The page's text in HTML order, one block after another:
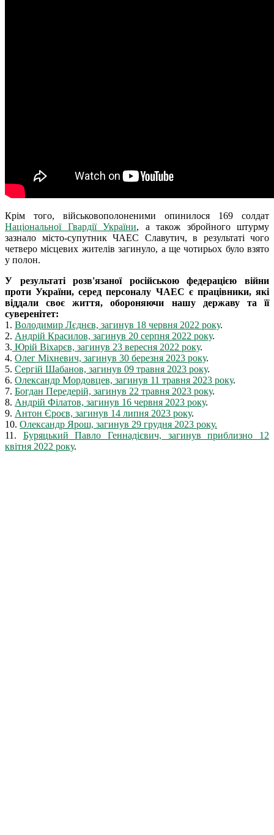
Крім того, військовополоненими опинилося 169 солдат
Національної Гвардії України, а також збройного штурму
зазнало місто-супутник ЧАЕС Славутич, в результаті чого
четверо місцевих жителів загинуло, а ще чотирьох було взято
у полон.
У результаті розв'язаної російською федерацією війни
проти України, серед персоналу ЧАЕС є працівники, які
віддали своє життя, обороняючи нашу державу та її
суверенітет:
1. Володимир Лєднєв, загинув 18 червня 2022 року.
2. Андрій Красилов, загинув 20 серпня 2022 року.
3. Юрій Віхарєв, загинув 23 вересня 2022 року.
4. Олег Міхневич, загинув 30 березня 2023 року.
5. Сергій Шабанов, загинув 09 травня 2023 року.
6. Олександр Мордовцев, загинув 11 травня 2023 року.
7. Богдан Передерій, загинув 22 травня 2023 року.
8. Андрій Філатов, загинув 16 червня 2023 року.
9. Антон Єроєв, загинув 14 липня 2023 року.
10. Олександр Ярош, загинув 29 грудня 2023 року.
11. Буряцький Павло Геннадієвич, загинув приблизно 12
квітня 2022 року.